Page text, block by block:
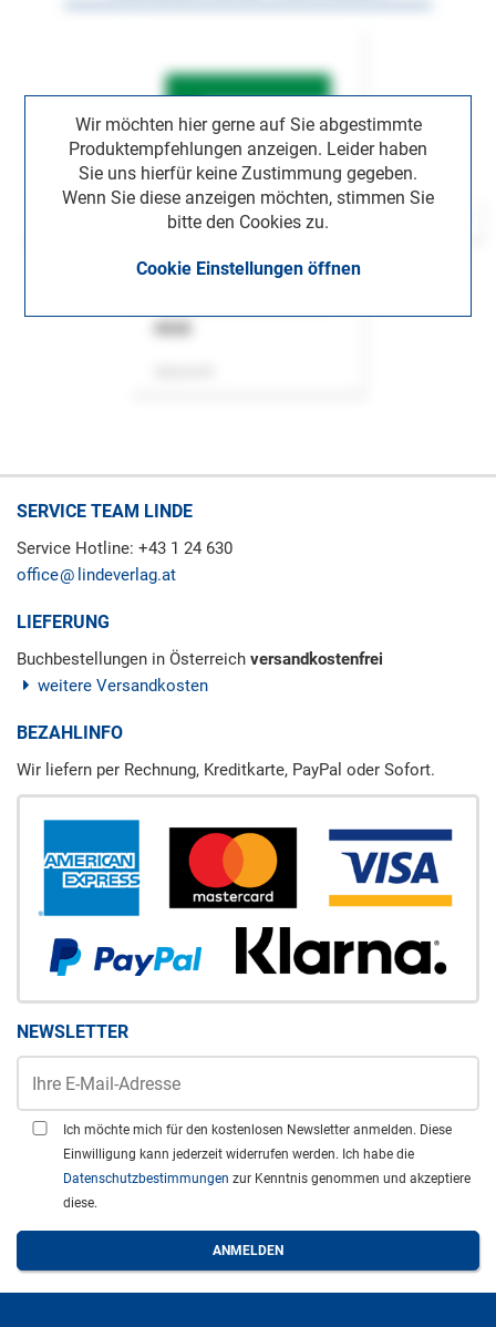
Wir möchten hier gerne auf Sie abgestimmte
Produktempfehlungen anzeigen. Leider haben
Sie uns hierfür keine Zustimmung gegeben.
Wenn Sie diese anzeigen möchten, stimmen Sie
bitte den Cookies zu.
Cookie Einstellungen öffnen
SERVICE TEAM LINDE
Service Hotline: +43 1 24 630
office
lindeverlag.at
LIEFERUNG
Buchbestellungen in Österreich versandkostenfrei
weitere Versandkosten
BEZAHLINFO
Wir liefern per Rechnung, Kreditkarte, PayPal oder Sofort.
NEWSLETTER
Ich möchte mich für den kostenlosen Newsletter anmelden. Diese
Einwilligung kann jederzeit widerrufen werden. Ich habe die
Datenschutzbestimmungen zur Kenntnis genommen und akzeptiere
diese.